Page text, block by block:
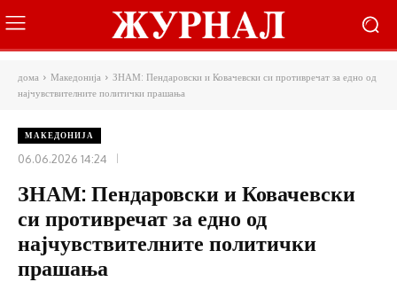
дома Македонија
ЗНАМ: Пендаровски и Ковачевски си противречат за едно од
најчувствителните политички прашања
МАКЕДОНИЈА
06.06.2026 14:24
ЗНАМ: Пендаровски и Ковачевски
си противречат за едно од
најчувствителните политички
прашања